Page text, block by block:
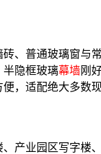
砖、普通玻璃窗与
半隐框玻璃幕墙刚
，适配绝大多数
产业园区写字楼